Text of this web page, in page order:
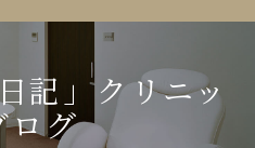
記」クリニッ
ログ